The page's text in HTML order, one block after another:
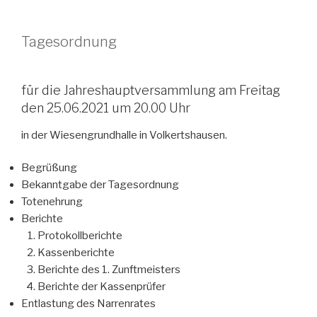
Tagesordnung
für die Jahreshauptversammlung am Freitag
den 25.06.2021 um 20.00 Uhr
in der Wiesengrundhalle in Volkertshausen.
Begrüßung
Bekanntgabe der Tagesordnung
Totenehrung
Berichte
Protokollberichte
Kassenberichte
Berichte des 1. Zunftmeisters
Berichte der Kassenprüfer
Entlastung des Narrenrates